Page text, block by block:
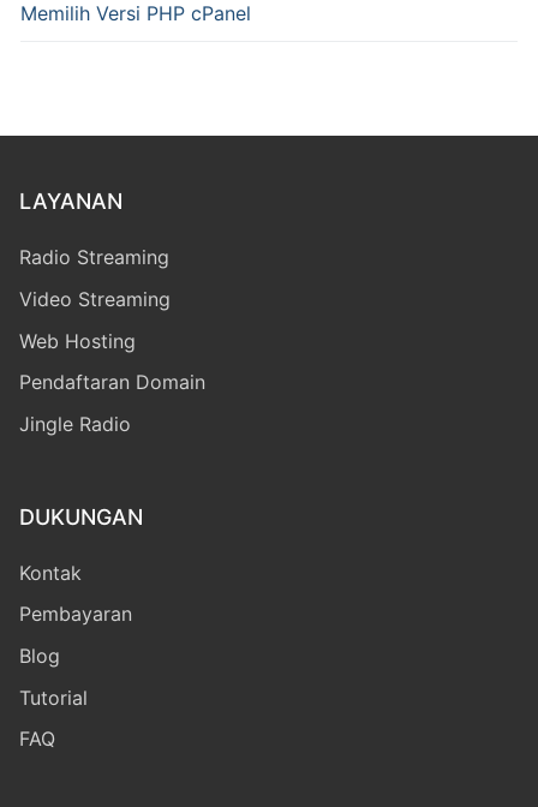
Memilih Versi PHP cPanel
LAYANAN
Radio Streaming
Video Streaming
Web Hosting
Pendaftaran Domain
Jingle Radio
DUKUNGAN
Kontak
Pembayaran
Blog
Tutorial
FAQ